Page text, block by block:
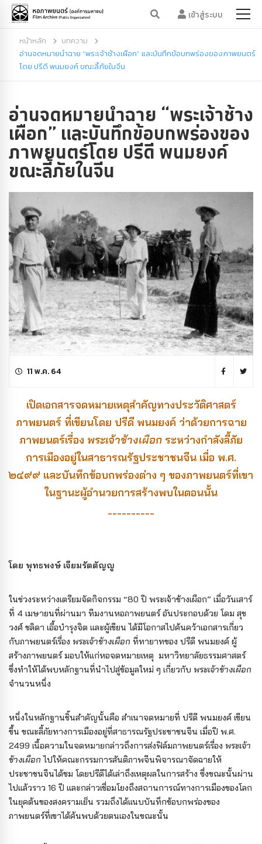
เข้าสู่ระบบ
หน้าหลัก
บทความ
อ่านจดหมายนำฉาย “พระเจ้าช้างเผือก” และบันทึกข้อบกพร่องของภาพยนตร์
โดย ปรีดี พนมยงค์ ขณะลี้ภัยในจีน
อ่านจดหมายนำฉาย “พระเจ้าช้าง
เผือก” และบันทึกข้อบกพร่องของ
ภาพยนตร์โดย ปรีดี พนมยงค์
ขณะลี้ภัยในจีน
11 พ.ค. 64
เปิดเอกสารจดหมายเหตุสำคัญทางประวัติศาสตร์
ภาพยนตร์ ที่เขียนโดย ปรีดี พนมยงค์ ว่าด้วยการฉาย
ภาพยนตร์เรื่อง พระเจ้าช้างเผือก ระหว่างกำลังลี้ภัย
การเมืองอยู่ในสาธารณรัฐประชาชนจีน เมื่อ พ.ศ.
๒๔๙๙ และบันทึกข้อบกพร่องต่าง ๆ ของภาพยนตร์ที่เขา
ในฐานะผู้อำนวยการสร้างพบในตอนนั้น
----------
โดย พุทธพงษ์ เจียมรัตตัญญู
ในช่วงระหว่างเตรียมจัดกิจกรรม “80 ปี พระเจ้าช้างเผือก” เมื่อวันเสาร์
ที่ 4 เมษายนที่ผ่านมา ทีมงานหอภาพยนตร์ อันประกอบด้วย โดม สุข
วงศ์ ชลิดา เอื้อบำรุงจิต และผู้เขียน ได้มีโอกาสไปค้นคว้าเอกสารเกี่ยว
กับภาพยนตร์เรื่อง พระเจ้าช้างเผือก ที่ทายาทของ ปรีดี พนมยงค์ ผู้
สร้างภาพยนตร์ มอบให้แก่หอจดหมายเหตุ มหาวิทยาลัยธรรมศาสตร์
ซึ่งทำให้ได้พบหลักฐานที่นำไปสู่ข้อมูลใหม่ ๆ เกี่ยวกับ พระเจ้าช้างเผือก
จำนวนหนึ่ง
หนึ่งในหลักฐานชิ้นสำคัญนั้นคือ สำเนาจดหมายที่ ปรีดี พนมยงค์ เขียน
ขึ้น ขณะลี้ภัยทางการเมืองอยู่ที่สาธารณรัฐประชาชนจีน เมื่อปี พ.ศ.
2499 เนื้อความในจดหมายกล่าวถึงการส่งฟิล์มภาพยนตร์เรื่อง พระเจ้า
ช้างเผือก ไปให้คณะกรรมการสันติภาพจีนพิจารณาจัดฉายให้
ประชาชนจีนได้ชม โดยปรีดีได้เล่าถึงเหตุผลในการสร้าง ซึ่งขณะนั้นผ่าน
ไปแล้วราว 16 ปี และกล่าวเชื่อมโยงถึงสถานการณ์ทางการเมืองของโลก
ในยุคต้นของสงครามเย็น รวมถึงได้แนบบันทึกข้อบกพร่องของ
ภาพยนตร์ที่เขาได้ค้นพบด้วยตนเองในขณะนั้น